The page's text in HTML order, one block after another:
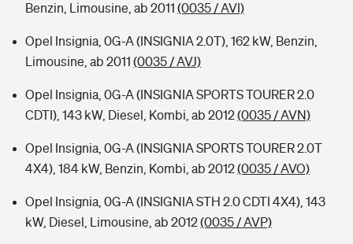
Benzin, Limousine, ab 2011 (0035 / AVI)
Opel Insignia, 0G-A (INSIGNIA 2.0T), 162 kW, Benzin,
Limousine, ab 2011 (0035 / AVJ)
Opel Insignia, 0G-A (INSIGNIA SPORTS TOURER 2.0
CDTI), 143 kW, Diesel, Kombi, ab 2012(0035 / AVN)
Opel Insignia, 0G-A (INSIGNIA SPORTS TOURER 2.0T
4X4), 184 kW, Benzin, Kombi, ab 2012(0035 / AVO)
Opel Insignia, 0G-A (INSIGNIA STH 2.0 CDTI 4X4), 143
kW, Diesel, Limousine, ab 2012(0035 / AVP)